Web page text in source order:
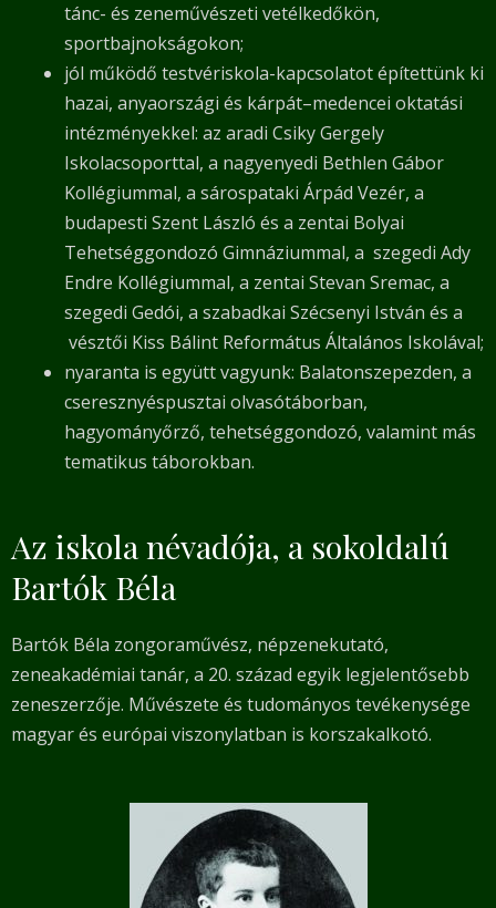
tánc- és zeneművészeti vetélkedőkön,
sportbajnokságokon;
jól működő testvériskola-kapcsolatot építettünk ki
hazai, anyaországi és kárpát–medencei oktatási
intézményekkel: az aradi Csiky Gergely
Iskolacsoporttal, a nagyenyedi Bethlen Gábor
Kollégiummal, a sárospataki Árpád Vezér, a
budapesti Szent László és a zentai Bolyai
Tehetséggondozó Gimnáziummal, a szegedi Ady
Endre Kollégiummal, a zentai Stevan Sremac, a
szegedi Gedói, a szabadkai Szécsenyi István és a
vésztői Kiss Bálint Református Általános Iskolával;
nyaranta is együtt vagyunk: Balatonszepezden, a
cseresznyéspusztai olvasótáborban,
hagyományőrző, tehetséggondozó, valamint más
tematikus táborokban.
Az iskola névadója, a sokoldalú
Bartók Béla
Bartók Béla zongoraművész, népzenekutató,
zeneakadémiai tanár, a 20. század egyik legjelentősebb
zeneszerzője. Művészete és tudományos tevékenysége
magyar és európai viszonylatban is korszakalkotó.